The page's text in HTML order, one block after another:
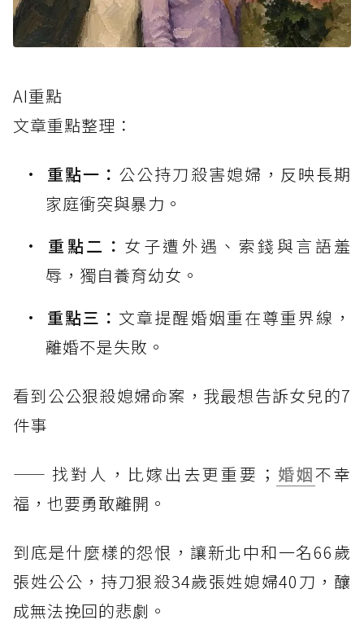
AI重點
文章重點整理：
重點一： 公公持刀殺害媳婦，反映長期
家庭衝突與暴力。
重點二： 女子遭外遇、索錢與言語羞
辱，獨自養育幼女。
重點三： 文章提醒婚姻重在尊重界線，
離婚不是失敗。
看到公公狠殺媳婦命案，我最想告訴女兒的7
件事
—— 找對人，比嫁出去更重要； 婚姻不幸
福，也要勇敢離開。
到底是什麼樣的怨恨，讓新北中和一名66歲
張姓公公，持刀狠殺34歲張姓媳婦40刀，釀
成無法挽回的悲劇。